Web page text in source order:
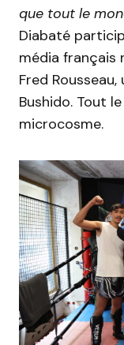
que tout le
Diabaté
média français
Fred
Bushido. Tout
microcosme.